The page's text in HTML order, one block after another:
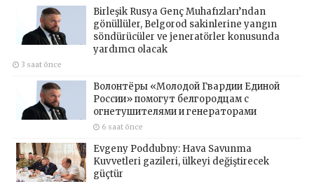
Birleşik Rusya Genç Muhafızları’ndan
gönüllüler, Belgorod sakinlerine yangın
söndürücüler ve jeneratörler konusunda
yardımcı olacak
3 saat önce
Волонтёры «Молодой Гвардии Единой
России» помогут белгородцам с
огнетушителями и генераторами
6 saat önce
Evgeny Poddubny: Hava Savunma
Kuvvetleri gazileri, ülkeyi değiştirecek
güçtür